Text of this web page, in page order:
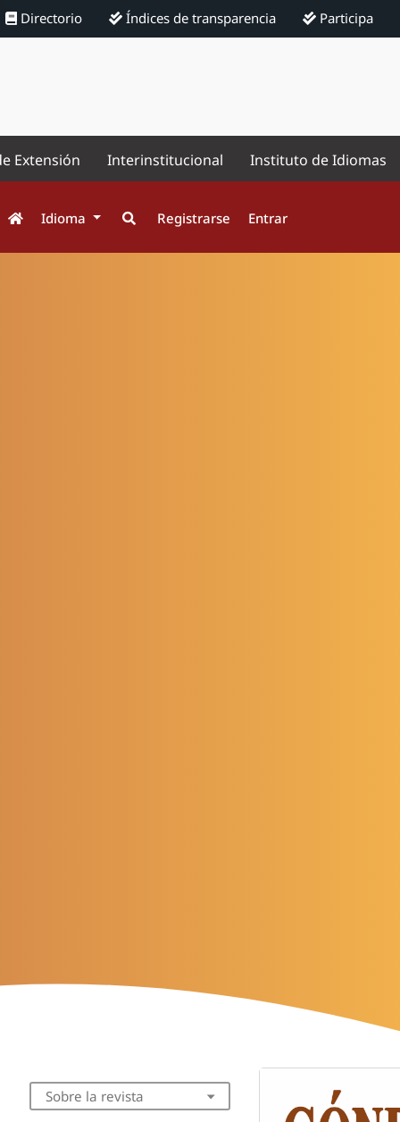
Directorio Índices de transparencia Participa
Extensión Interinstitucional Instituto de Idiomas
Idioma Registrarse Entrar
Sobre la revista